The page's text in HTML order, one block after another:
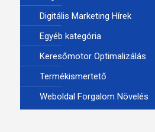
Digitális Marketing Hírek
Egyéb kategória
Keresőmotor Optimalizálás
Termékismertető
Weboldal Forgalom Növelés